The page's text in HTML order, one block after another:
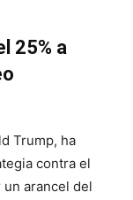
25% a
Trump, ha
contra el
arancel del